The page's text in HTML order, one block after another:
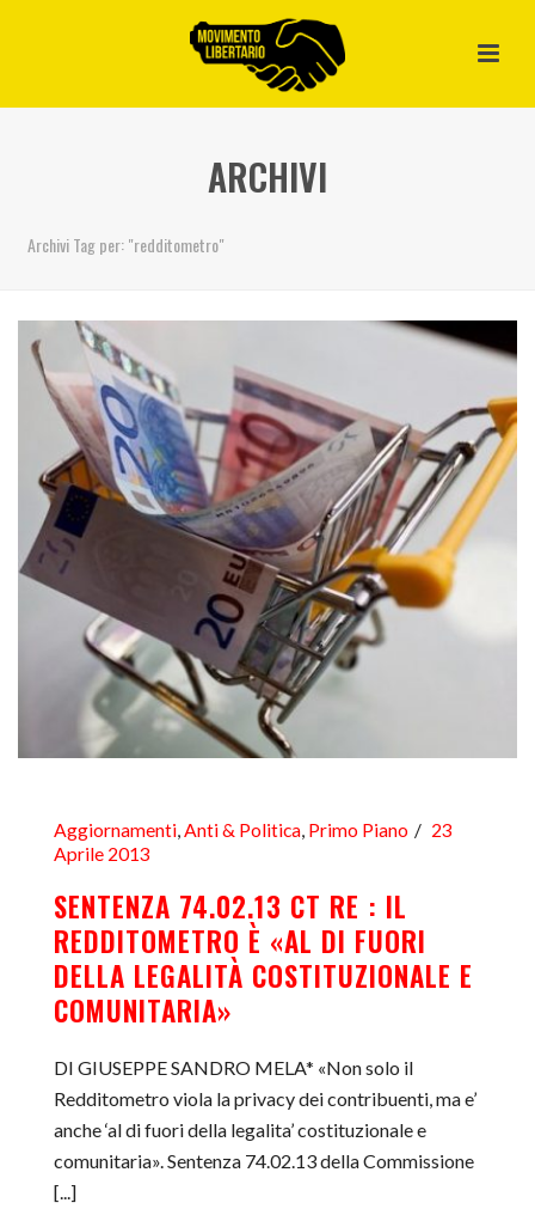
ARCHIVI
Archivi Tag per: "redditometro"
Aggiornamenti,Anti & Politica, Primo Piano
23
Aprile 2013
SENTENZA 74.02.13 CT RE : IL
REDDITOMETRO È «AL DI FUORI
DELLA LEGALITÀ COSTITUZIONALE E
COMUNITARIA»
DI GIUSEPPE SANDRO MELA* «Non solo il
Redditometro viola la privacy dei contribuenti, ma e’
anche ‘al di fuori della legalita’ costituzionale e
comunitaria». Sentenza 74.02.13 della Commissione
[...]